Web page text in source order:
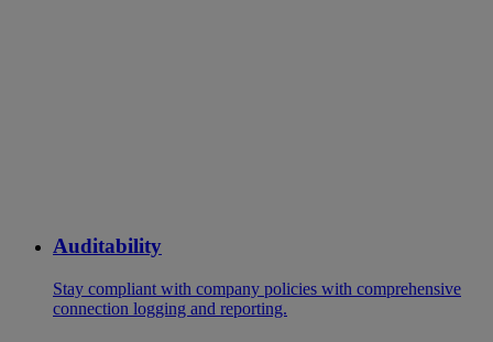
Auditability
Stay compliant with company policies with comprehensive
connection logging and reporting.